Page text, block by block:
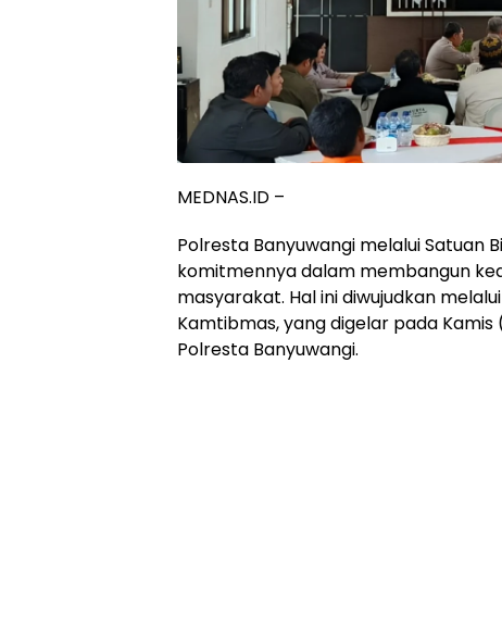
MEDNAS.ID –
Polresta Banyuwangi melalui Satuan
komitmennya dalam membangun
masyarakat. Hal ini diwujudkan
Kamtibmas, yang digelar pada Kamis
Polresta Banyuwangi.